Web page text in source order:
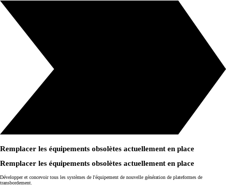
Remplacer les équipements obsolètes actuellement en place
Remplacer les équipements obsolètes actuellement en place
Développer et concevoir tous les systèmes de l'équipement de nouvelle génération de plateformes de
transbordement.